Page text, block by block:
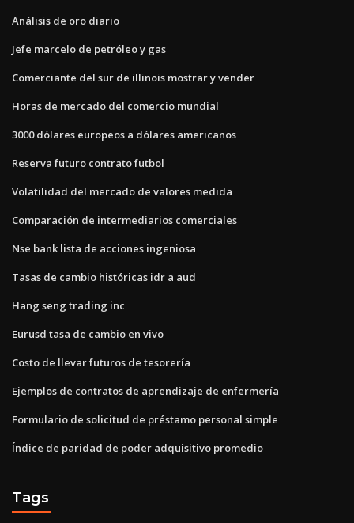
Análisis de oro diario
Jefe marcelo de petróleo y gas
Comerciante del sur de illinois mostrar y vender
Horas de mercado del comercio mundial
3000 dólares europeos a dólares americanos
Reserva futuro contrato futbol
Volatilidad del mercado de valores medida
Comparación de intermediarios comerciales
Nse bank lista de acciones ingeniosa
Tasas de cambio históricas idr a aud
Hang seng trading inc
Eurusd tasa de cambio en vivo
Costo de llevar futuros de tesorería
Ejemplos de contratos de aprendizaje de enfermería
Formulario de solicitud de préstamo personal simple
Índice de paridad de poder adquisitivo promedio
Tags